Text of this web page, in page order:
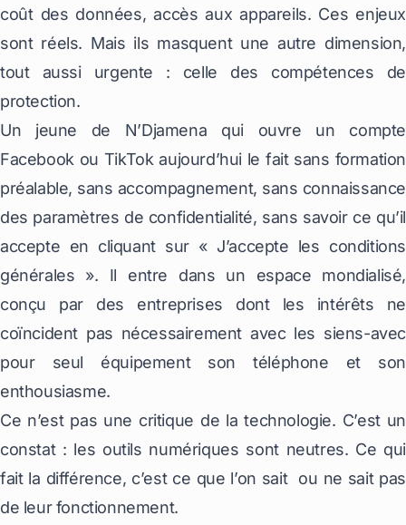
coût des données, accès aux appareils. Ces enjeux
sont réels. Mais ils masquent une autre dimension,
tout aussi urgente : celle des compétences de
protection.
Un jeune de N’Djamena qui ouvre un compte
Facebook ou TikTok aujourd’hui le fait sans formation
préalable, sans accompagnement, sans connaissance
des paramètres de confidentialité, sans savoir ce qu’il
accepte en cliquant sur « J’accepte les conditions
générales ». Il entre dans un espace mondialisé,
conçu par des entreprises dont les intérêts ne
coïncident pas nécessairement avec les siens-avec
pour seul équipement son téléphone et son
enthousiasme.
Ce n’est pas une critique de la technologie. C’est un
constat : les outils numériques sont neutres. Ce qui
fait la différence, c’est ce que l’on sait ou ne sait pas
de leur fonctionnement.